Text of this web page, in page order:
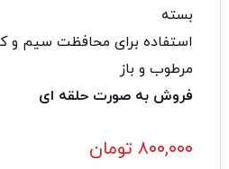
بسته
استفاده برای محافظت سیم و
مرطوب و باز
فروش به صورت حلقه ای
۸۰۰,۰۰۰ تومان